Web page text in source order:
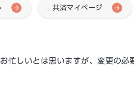
共済マイページ
忙しいとは思いますが、変更の